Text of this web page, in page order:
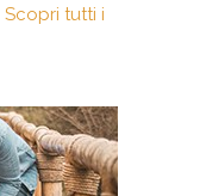
Scopri tutti i